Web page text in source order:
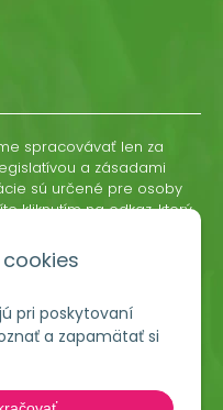
pri poskytovaní
a zapamätať si
spracovávať len za
a zásadami
sú určené pre osoby
kliknutím na odkaz, ktorý
na odkaz z